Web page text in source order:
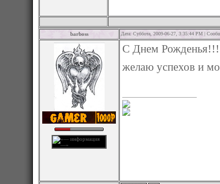
barboss Дата: Суббота, 2009-06-27, 3:35:44 PM |
С Днем Рожденья!!!
желаю успехов и